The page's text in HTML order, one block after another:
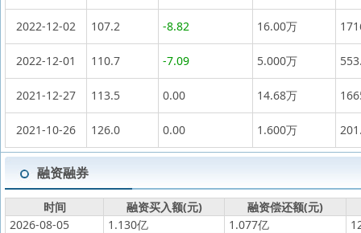
2022-12-02 107.2 -8.82 16.00万
2022-12-01 110.7 -7.09 5.000万
2021-12-27 113.5 0.00 14.68万
2021-10-26 126.0 0.00 1.600万
融资融券
时间 融资买入额(元)
融资偿还额(元)
2026-08-05
1.130亿 1.077亿